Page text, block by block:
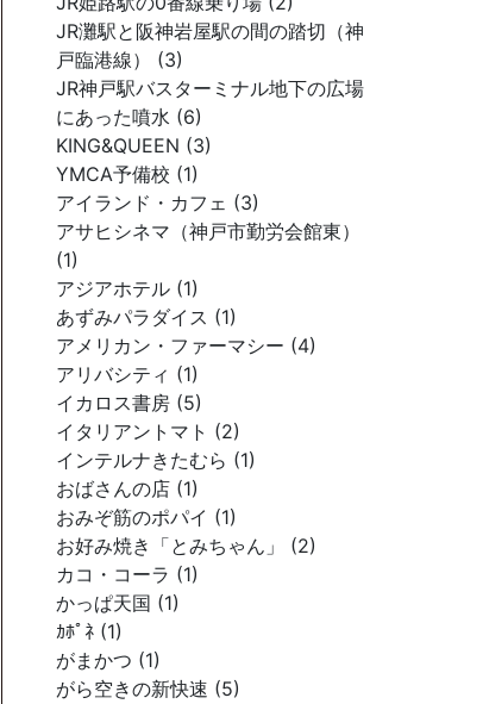
JR灘駅と阪神岩屋駅の間の踏切（神
戸臨港線） (3)
JR神戸駅バスターミナル地下の広場
にあった噴水 (6)
KING&QUEEN (3)
YMCA予備校 (1)
アイランド・カフェ (3)
アサヒシネマ（神戸市勤労会館東）
(1)
アジアホテル (1)
あずみパラダイス (1)
アメリカン・ファーマシー (4)
アリバシティ (1)
イカロス書房 (5)
イタリアントマト (2)
インテルナきたむら (1)
おばさんの店 (1)
おみぞ筋のポパイ (1)
お好み焼き「とみちゃん」 (2)
カコ・コーラ (1)
かっぱ天国 (1)
ｶﾎﾟﾈ (1)
がまかつ (1)
がら空きの新快速 (5)